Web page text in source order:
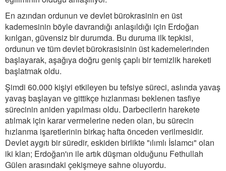
En azından ordunun ve devlet bürokrasinin en üst
kademesinin böyle davrandığı anlaşıldığı için Erdoğan
kırılgan, güvensiz bir durumda. Bu duruma ilk tepkisi,
ordunun ve tüm devlet bürokrasisinin üst kademelerinden
başlayarak, aşağıya doğru geniş çaplı bir temizlik hareketi
başlatmak oldu.
Şimdi 60.000 kişiyi etkileyen bu tefsiye süreci, aslında yavaş
yavaş başlayan ve gittikçe hızlanması beklenen tasfiye
sürecinin aniden yapılması oldu. Darbecilerin harekete
atılmak için karar vermelerine neden olan, bu sürecin
hızlanma işaretlerinin birkaç hafta önceden verilmesidir.
Devlet aygıtı bir süredir, eskiden birlikte "ılımlı İslamcı" olan
iki klan; Erdoğan'ın ile artık düşman olduğunu Fethullah
Gülen arasındaki çekişmeye sahne oluyordu.